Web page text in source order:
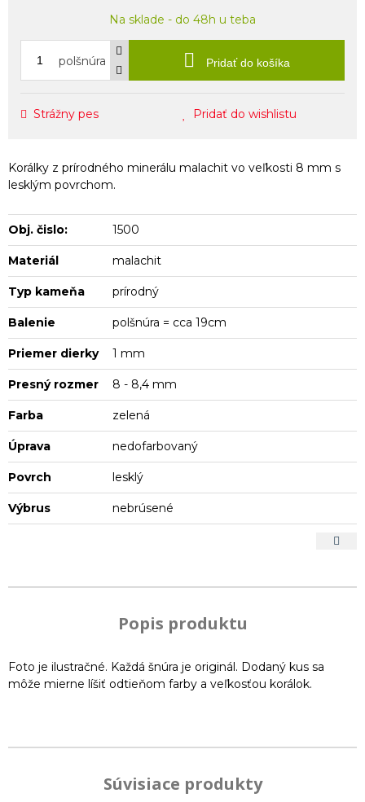
Na sklade - do 48h u teba
polšnúra Pridať do košíka
Strážny pes Pridať do wishlistu
Korálky z prírodného minerálu malachit vo veľkosti 8 mm s
lesklým povrchom.
Obj. čislo: 1500
Materiál malachit
Typ kameňa prírodný
Balenie polšnúra = cca 19cm
Priemer dierky 1 mm
Presný rozmer 8 - 8,4 mm
Farba zelená
Úprava nedofarbovaný
Povrch lesklý
Výbrus nebrúsené
Popis produktu
Foto je ilustračné. Každá šnúra je originál. Dodaný kus sa
môže mierne líšiť odtieňom farby a veľkosťou korálok.
Súvisiace produkty